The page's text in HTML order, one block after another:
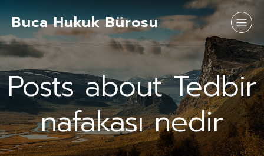
Buca Hukuk Bürosu
Posts about Tedbir
nafakası nedir